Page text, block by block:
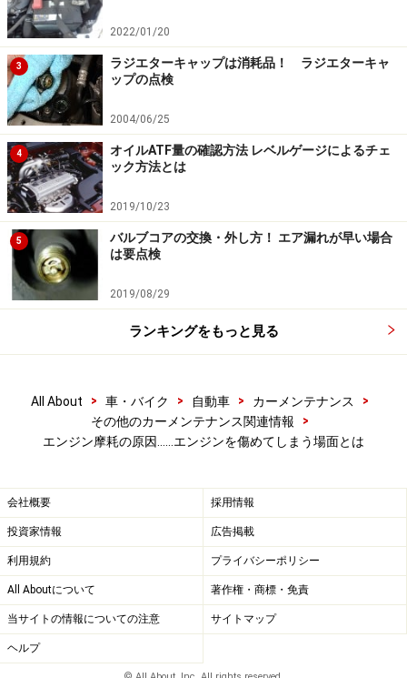
てみれば、家のガスコンロや電子ライターは、寒くても
特別の操作をする必要がありません（ただし、圧力は下
がるのでガスが出にくくなることはあります）。
エンジン摩耗の大部分が、始動時に起こるというのに
は、このあたりも関係しているようです。まあ、エンジ
ンが減るからといって始動しないわけにはいきません。
痛しかゆしの場面です。
エンジン摩耗の原因3. 低油温
エンジンオイルというのは、ある程度の温度にならない
と効果を発揮しない添加剤があります。つまり、エンジ
ンオイルが冷えた状態では、摩耗防止効果がフルに発揮
オイルの温度は油温とも呼びますが、スポーツタイプや
なりますが、水冷式のオイルクーラーを採用しているク
ルマは、比較的早く暖まります。
一般的なエンジンでは装着されないことも多いのです
が、冷間始動からアイドリングさせたままでは、水温が
上がっても油温は低いままということもあります。まし
てや、低速運転時に摩耗が促進されるカムシャフトは、
エンジンのシリンダーヘッドというオイルパンから最も
2022/01/20
3
ラジエターキャップは消耗品！ ラジエターキャ
ップの点検
2004/06/25
4
オイルATF量の確認方法 レベルゲージによるチェ
ック方法とは
2019/10/23
5
バルブコアの交換・外し方！ エア漏れが早い場合
は要点検
2019/08/29
ランキングをもっと見る
All About > 車・バイク > 自動車 > カーメンテナンス
>
その他のカーメンテナンス関連情報
>
エンジン摩耗の原因……エンジンを傷めてしまう場面とは
会社概要 採用情報
投資家情報 広告掲載
利用規約 プライバシーポリシー
All Aboutについて 著作権・商標・免責
当サイトの情報についての注意 サイトマップ
ヘルプ